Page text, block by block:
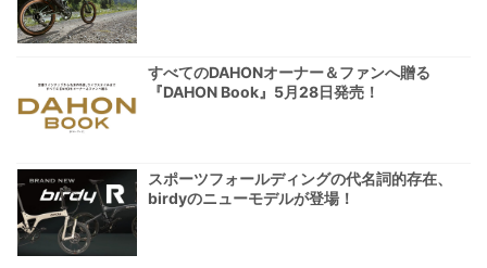
すべてのDAHONオーナー＆ファンへ贈る
『DAHON Book』5月28日発売！
スポーツフォールディングの代名詞的存在、
birdyのニューモデルが登場！